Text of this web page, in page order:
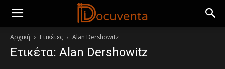
Αρχική Ετικέτες Alan Dershowitz
Ετικέτα: Alan Dershowitz